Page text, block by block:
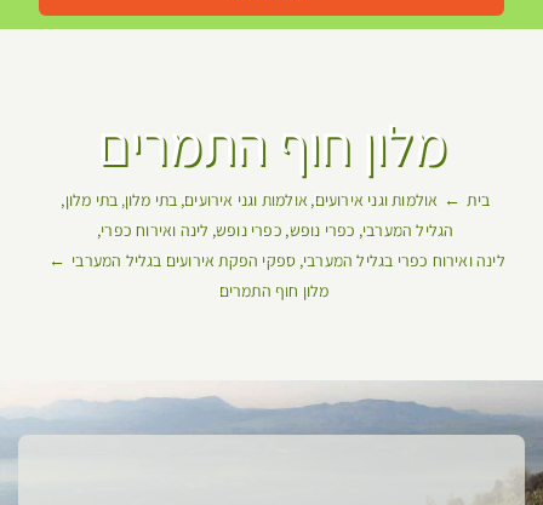
מלון חוף התמרים
בית אולמות וגני אירועים אולמות וגני אירועים בתי מלון בתי מלון
הגליל המערבי כפרי נופש כפרי נופש לינה ואירוח כפרי
לינה ואירוח כפרי בגליל המערבי ספקי הפקת אירועים בגליל המערבי
מלון חוף התמרים